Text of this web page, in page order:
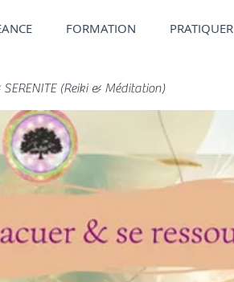
FORMATION PRATIQUER
(Reiki & Méditation)